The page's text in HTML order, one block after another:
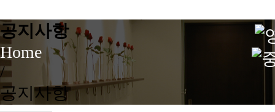
공지사항
Home
/
공지사항